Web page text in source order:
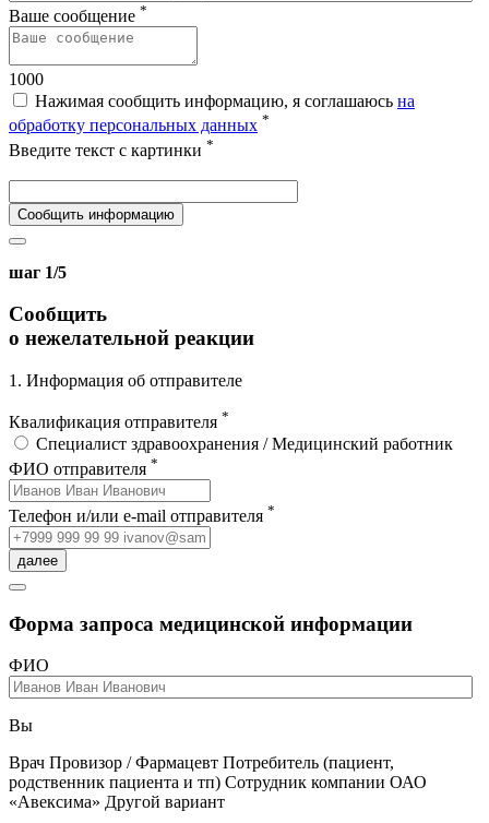
Ваше сообщение *
1000
Нажимая сообщить информацию, я соглашаюсь на
обработку персональных данных *
Введите текст с картинки *
Сообщить информацию
шаг 1/5
Сообщить
о нежелательной реакции
1. Информация об отправителе
Квалификация отправителя *
Специалист здравоохранения / Медицинский работник
ФИО отправителя *
Телефон и/или e-mail отправителя *
далее
Форма запроса медицинской информации
ФИО
Вы
Врач Провизор / Фармацевт Потребитель (пациент,
родственник пациента и тп) Сотрудник компании ОАО
«Авексима» Другой вариант